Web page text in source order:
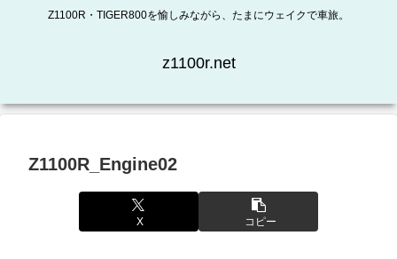
Z1100R・TIGER800を愉しみながら、たまにウェイクで車旅。
z1100r.net
Z1100R_Engine02
X コピー